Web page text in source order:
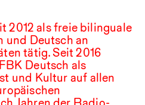
2012 als freie bilinguale
und Deutsch an
tätig. Seit2016
Deutsch als
und Kultur auf allen